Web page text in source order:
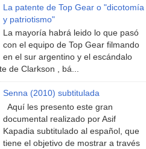
La patente de Top Gear o "dicotomía
y patriotismo"
La mayoría habrá leido lo que pasó
con el equipo de Top Gear filmando
en el sur argentino y el escándalo
de Clarkson , bá...
Senna (2010) subtitulada
Aquí les presento este gran
documental realizado por Asif
Kapadia subtitulado al español, que
tiene el objetivo de mostrar a través